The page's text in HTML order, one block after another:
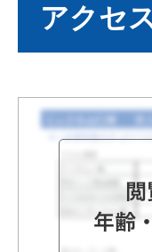
アクセ